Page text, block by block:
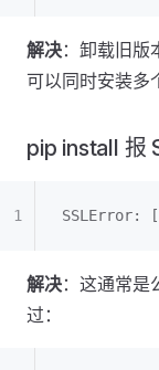
解决：卸载旧版
可以同时安装多
pip install 报
SSLError:
解决：这通常是
过：